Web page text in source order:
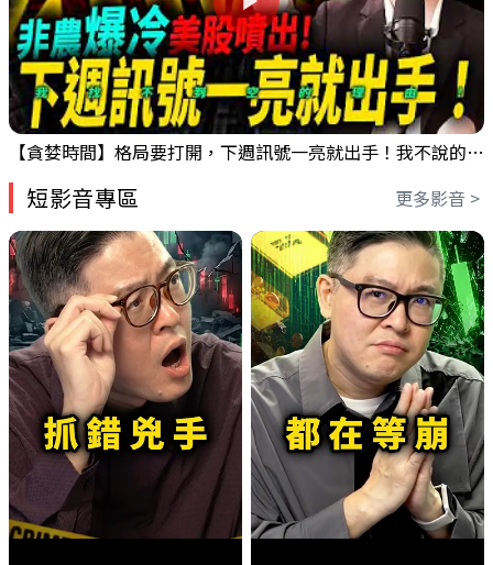
【貪婪時間】格局要打開，下週訊號一亮就出手！我不說的話還真一堆人不知道！｜錢進大趨勢 Mr.智霖 陳 2026/08/08
短影音專區 更多影音 >